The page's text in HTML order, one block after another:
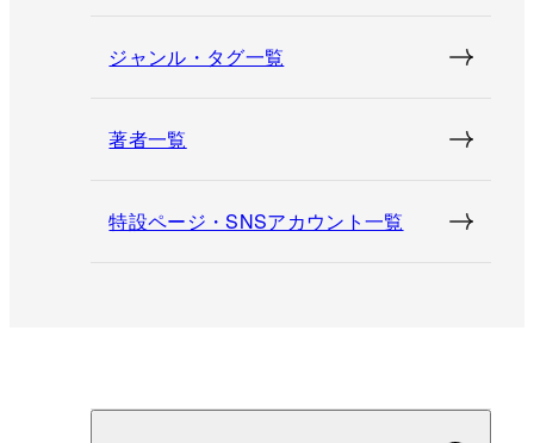
ジャンル・タグ一覧
著者一覧
特設ページ・SNSアカウント一覧